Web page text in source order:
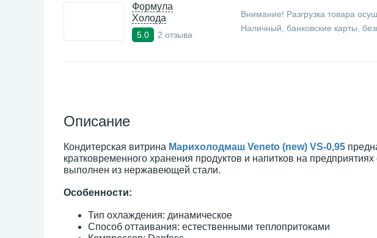
Формула
Холода
5.0 2 отзыва
Внимание! Разгрузка товара
Наличный, банковские карты,
Описание
Кондитерская витрина Марихолодмаш Veneto (new) VS-0,95
кратковременного хранения продуктов и напитков на
выполнен из нержавеющей стали.
Особенности:
Тип охлаждения: динамическое
Способ оттаивания: естественными теплопритоками